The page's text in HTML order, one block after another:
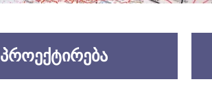
ᲞᲠᲝᲔᲥᲢᲘᲠᲔᲑᲐ